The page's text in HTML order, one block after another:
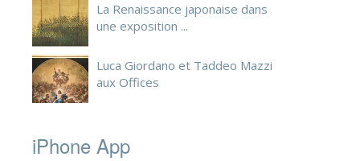
La Renaissance japonaise dans
une exposition ...
Luca Giordano et Taddeo Mazzi
aux Offices
iPhone App